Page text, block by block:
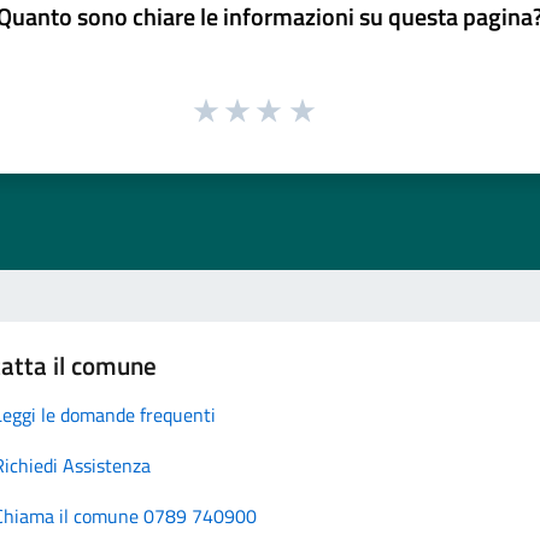
sono chiare le informazioni su questa
il comune
le domande frequenti
Assistenza
il comune 0789 740900